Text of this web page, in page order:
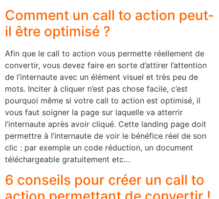
Comment un call to action peut-
il être optimisé ?
Afin que le call to action vous permette réellement de
convertir, vous devez faire en sorte d’attirer l’attention
de l’internaute avec un élément visuel et très peu de
mots. Inciter à cliquer n’est pas chose facile, c’est
pourquoi même si votre call to action est optimisé, il
vous faut soigner la page sur laquelle va atterrir
l’internaute après avoir cliqué. Cette landing page doit
permettre à l’internaute de voir le bénéfice réel de son
clic : par exemple un code réduction, un document
téléchargeable gratuitement etc…
6 conseils pour créer un call to